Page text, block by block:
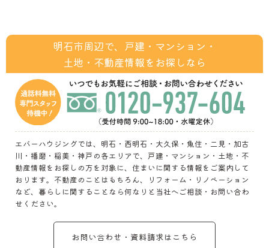
明石市周辺で、戸建・マンション・
土地・不動産情報をお探しなら
エバーハウジングでは、明石・西明石・大久保・魚住・二見・加古
川・播磨・稲美・神戸の各エリアで、戸建・マンション・土地・不
動産情報をお探しの方を対象に、住まいに関する情報をご案内して
おります。不動産のことはもちろん、リフォーム・リノベーション
など、暮らしに関することなら何なりと当社へご相談・お問い合わ
せください。
お問い合わせ・資料請求はこちら